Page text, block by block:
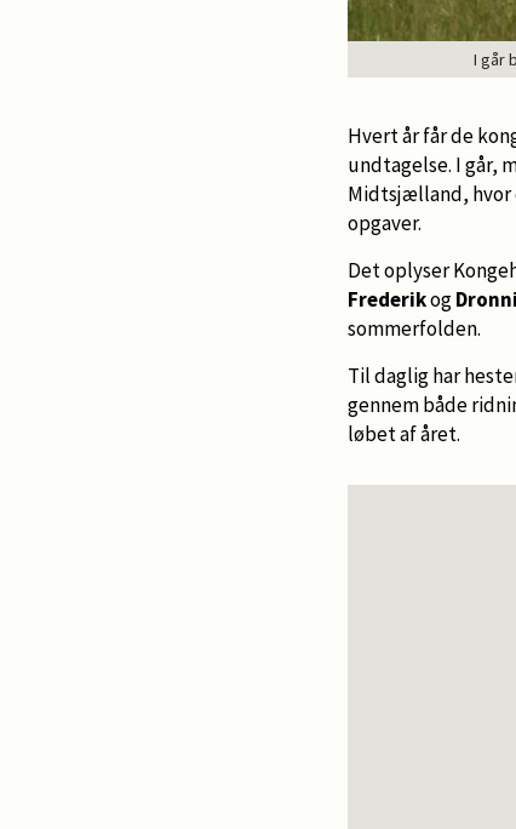
I går
Hvert år får de
undtagelse. I går,
Midtsjælland, hvor
opgaver.
Det oplyser
Frederikog
sommerfolden.
Til daglig har
gennem både
løbet af året.